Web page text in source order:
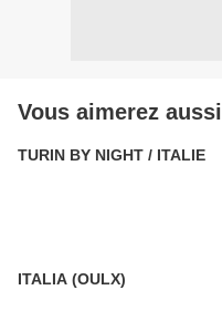
Vous aimerez aussi
TURIN BY NIGHT / ITALIE
ITALIA (OULX)